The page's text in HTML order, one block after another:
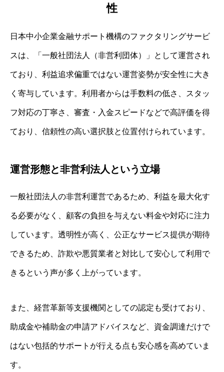
性
日本中小企業金融サポート機構のファクタリングサービ
スは、「一般社団法人（非営利団体）」として運営され
ており、利益追求偏重ではない運営姿勢が安全性に大き
く寄与しています。利用者からは手数料の低さ、スタッ
フ対応の丁寧さ、審査・入金スピードなどで高評価を得
ており、信頼性の高い選択肢と位置付けられています。
運営形態と非営利法人という立場
一般社団法人の非営利運営であるため、利益を最大化す
る必要がなく、顧客の負担を与えない料金や対応に注力
しています。透明性が高く、公正なサービス提供が期待
できるため、詐欺や悪質業者と対比して安心して利用で
きるという声が多く上がっています。
また、経営革新等支援機関としての認定も受けており、
助成金や補助金の申請アドバイスなど、資金調達だけで
はない包括的サポートが行える点も安心感を高めていま
す。